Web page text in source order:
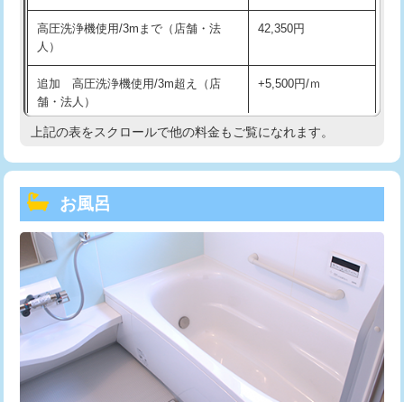
高圧洗浄機使用/3mまで（店舗・法
人）
42,350円
追加 高圧洗浄機使用/3m超え（店
舗・法人）
+5,500円/ｍ
高度高圧洗浄換 現地調査
トーラー機使用/3mまで
追加トーラー機使用/3m超え
カメラ調査 33,000円
桝清掃 8,800円
止水・漏水調査・防水処理・清掃・修
理・調整・分解・加工など（軽作業）
上記の表をスクロールで他の料金もご覧になれます。
お風呂